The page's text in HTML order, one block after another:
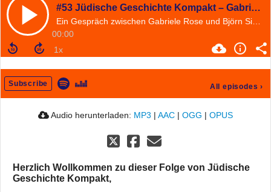
#53 Jüdische Geschichte Kompakt – Gabriele Rose – Aracy: Der Engel von Hamburg (Staffel 11)
00:00
Subscribe All episodes ›
Audio herunterladen: MP3 | AAC | OGG | OPUS
Herzlich Wollkommen zu dieser Folge von Jüdische
Geschichte Kompakt,